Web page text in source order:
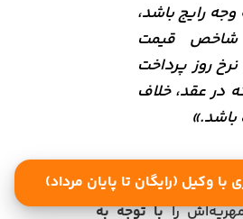
رایج باشد،
شاخص قیمت
نرخ روز پرداخت
در عقد، خلاف
مهریه‌اش رابا توجه به
وکیل (رایگان تا پایان مرداد)